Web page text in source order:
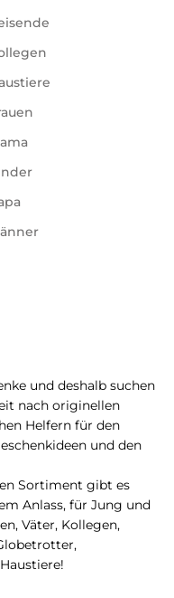
und deshalb suchen
nach originellen
Helfern für den
und den
Sortiment gibt es
Anlass, für Jung und
Väter, Kollegen,